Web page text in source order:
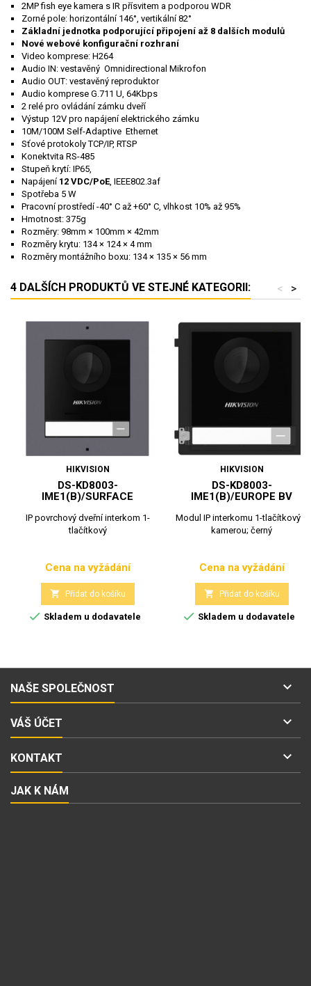
2MP fish eye kamera s IR přísvitem a podporou WDR
Zorné pole: horizontální 146°, vertikální 82°
Základní jednotka podporující připojení až 8 dalších modulů
Nové webové konfigurační rozhraní
Video komprese: H264
Audio IN: vestavěný Omnidirectional Mikrofon
Audio OUT: vestavěný reproduktor
Audio komprese G.711 U, 64Kbps
2 relé pro ovládání zámku dveří
Výstup 12V pro napájení elektrického zámku
10M/100M Self-Adaptive Ethernet
Sťové protokoly TCP/IP, RTSP
Konektvita RS-485
Stupeň krytí: IP65,
Napájení12 VDC/PoE, IEEE802.3af
Spotřeba 5 W
Pracovní prostředí -40° C až +60° C, vlhkost 10% až 95%
Hmotnost: 375g
Rozměry: 98mm × 100mm × 42mm
Rozměry krytu: 134 × 124 × 4 mm
Rozměry montážního boxu: 134 × 135 × 56 mm
4 DALŠÍCH PRODUKTŮ VE STEJNÉ KATEGORII: >
<
HIKVISION
DS-KD8003-
IME1(B)/SURFACE
IP povrchový dveřní interkom 1-
tlačítkový
Cena
Cena na vyžádání
 Přidat do košíku
 Skladem u dodavatele
HIKVISION
DS-KD8003-
IME1(B)/EUROPE BV
Modul IP interkomu 1-tlačítkový s
kamerou; černý
Cena
Cena na vyžádání
 Přidat do košíku
 Skladem u dodavatele
NAŠE SPOLEČNOST 
VÁŠ ÚČET 
KONTAKT 
JAK K NÁM